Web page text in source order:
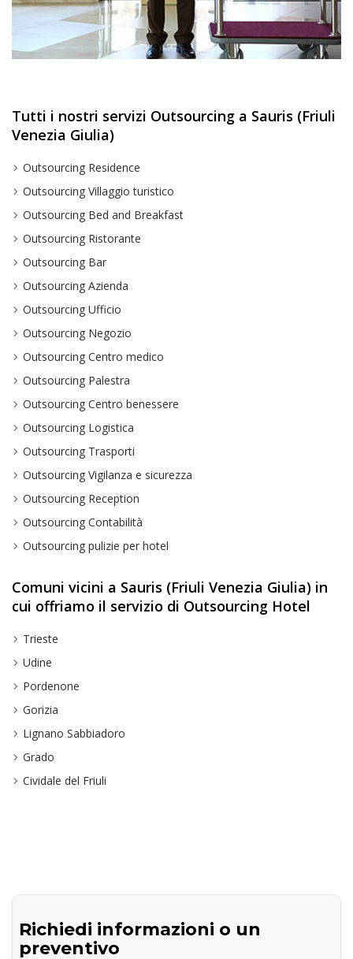
Tutti i nostri servizi Outsourcing a Sauris (Friuli
Venezia Giulia)
Outsourcing Residence
Outsourcing Villaggio turistico
Outsourcing Bed and Breakfast
Outsourcing Ristorante
Outsourcing Bar
Outsourcing Azienda
Outsourcing Ufficio
Outsourcing Negozio
Outsourcing Centro medico
Outsourcing Palestra
Outsourcing Centro benessere
Outsourcing Logistica
Outsourcing Trasporti
Outsourcing Vigilanza e sicurezza
Outsourcing Reception
Outsourcing Contabilità
Outsourcing pulizie per hotel
Comuni vicini a Sauris (Friuli Venezia Giulia) in
cui offriamo il servizio di Outsourcing Hotel
Trieste
Udine
Pordenone
Gorizia
Lignano Sabbiadoro
Grado
Cividale del Friuli
Richiedi informazioni o un
preventivo